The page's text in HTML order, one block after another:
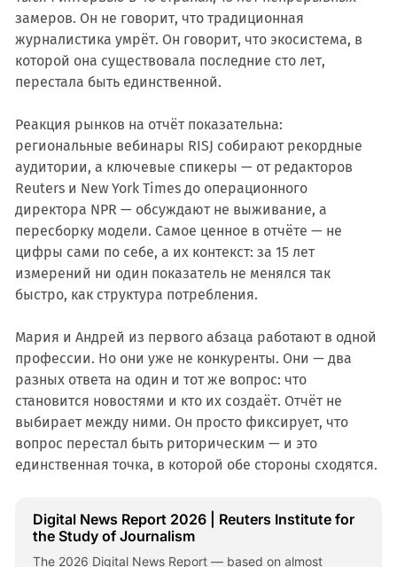
замеров. Он не говорит, что традиционная
журналистика умрёт. Он говорит, что экосистема, в
которой она существовала последние сто лет,
перестала быть единственной.
Реакция рынков на отчёт показательна:
региональные вебинары RISJ собирают рекордные
аудитории, а ключевые спикеры — от редакторов
Reuters и New York Times до операционного
директора NPR — обсуждают не выживание, а
пересборку модели. Самое ценное в отчёте — не
цифры сами по себе, а их контекст: за 15 лет
измерений ни один показатель не менялся так
быстро, как структура потребления.
Мария и Андрей из первого абзаца работают в одной
профессии. Но они уже не конкуренты. Они — два
разных ответа на один и тот же вопрос: что
становится новостями и кто их создаёт. Отчёт не
выбирает между ними. Он просто фиксирует, что
вопрос перестал быть риторическим — и это
единственная точка, в которой обе стороны сходятся.
Digital News Report 2026 | Reuters Institute for
the Study of Journalism
The 2026 Digital News Report — based on almost